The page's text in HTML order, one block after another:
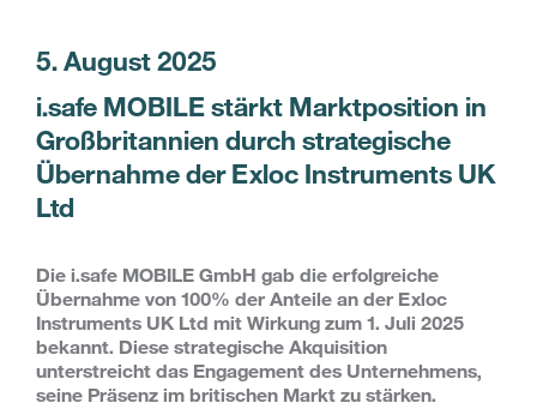
5. August 2025
i.safe MOBILE stärkt Marktposition in
Großbritannien durch strategische
Übernahme der Exloc Instruments UK
Ltd
Die i.safe MOBILE GmbH gab die erfolgreiche
Übernahme von 100% der Anteile an der Exloc
Instruments UK Ltd mit Wirkung zum 1. Juli 2025
bekannt. Diese strategische Akquisition
unterstreicht das Engagement des Unternehmens,
seine Präsenz im britischen Markt zu stärken.